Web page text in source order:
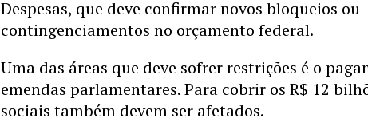
Despesas, que deve confirmar novos bloqueios ou
contingenciamentos no orçamento federal.
Uma das áreas que deve sofrer restrições é o
emendas parlamentares. Para cobrir os R$ 12
sociais também devem ser afetados.